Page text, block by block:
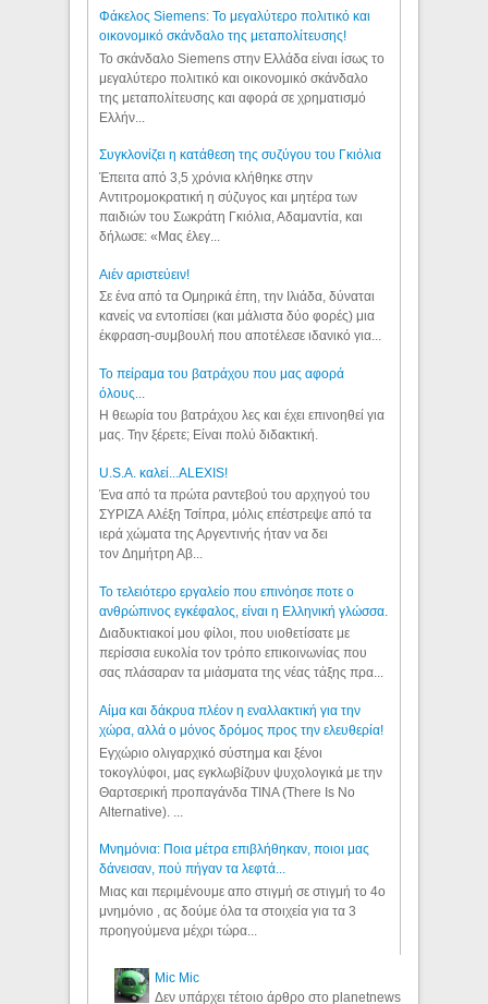
Φάκελος Siemens: Το μεγαλύτερο πολιτικό και
οικονομικό σκάνδαλο της μεταπολίτευσης!
Το σκάνδαλο Siemens στην Ελλάδα είναι ίσως το
μεγαλύτερο πολιτικό και οικονομικό σκάνδαλο
της μεταπολίτευσης και αφορά σε χρηματισμό
Ελλήν...
Συγκλονίζει η κατάθεση της συζύγου του Γκιόλια
Έπειτα από 3,5 χρόνια κλήθηκε στην
Αντιτρομοκρατική η σύζυγος και μητέρα των
παιδιών του Σωκράτη Γκιόλια, Αδαμαντία, και
δήλωσε: «Μας έλεγ...
Aιέν αριστεύειν!
Σε ένα από τα Ομηρικά έπη, την Ιλιάδα, δύναται
κανείς να εντοπίσει (και μάλιστα δύο φορές) μια
έκφραση-συμβουλή που αποτέλεσε ιδανικό για...
Το πείραμα του βατράχου που μας αφορά
όλους...
Η θεωρία του βατράχου λες και έχει επινοηθεί για
μας. Την ξέρετε; Είναι πολύ διδακτική.
U.S.A. καλεί...ALEXIS!
Ένα από τα πρώτα ραντεβού του αρχηγού του
ΣΥΡΙΖΑ Αλέξη Τσίπρα, μόλις επέστρεψε από τα
ιερά χώματα της Αργεντινής ήταν να δει
τον Δημήτρη Αβ...
Το τελειότερο εργαλείο που επινόησε ποτε ο
ανθρώπινος εγκέφαλος, είναι η Ελληνική γλώσσα.
Διαδυκτιακοί μου φίλοι, που υιοθετίσατε με
περίσσια ευκολία τον τρόπο επικοινωνίας που
σας πλάσαραν τα μιάσματα της νέας τάξης πρα...
Αίμα και δάκρυα πλέον η εναλλακτική για την
χώρα, αλλά ο μόνος δρόμος προς την ελευθερία!
Εγχώριο ολιγαρχικό σύστημα και ξένοι
τοκογλύφοι, μας εγκλωβίζουν ψυχολογικά με την
Θαρτσερική προπαγάνδα TINA (There Is No
Alternative). ...
Μνημόνια: Ποια μέτρα επιβλήθηκαν, ποιοι μας
δάνεισαν, πού πήγαν τα λεφτά...
Μιας και περιμένουμε απο στιγμή σε στιγμή το 4ο
μνημόνιο , ας δούμε όλα τα στοιχεία για τα 3
προηγούμενα μέχρι τώρα...
Mic Mic
Δεν υπάρχει τέτοιο άρθρο στο planetnews